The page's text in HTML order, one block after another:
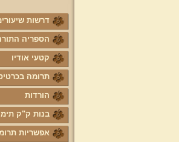
דרשות
הספריה
קטעי אודיו
תרומה
הורדות
בנות ק"ק
אפשריות